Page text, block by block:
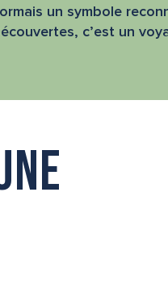
un symbole
c’est un